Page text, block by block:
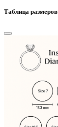
Таблица размеров